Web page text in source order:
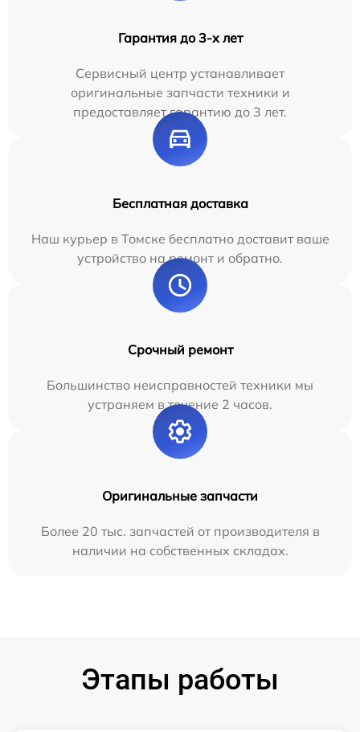
Гарантия до 3-х лет
Сервисный центр устанавливает
оригинальные запчасти техники и
предоставляет гарантию до 3 лет.
Бесплатная доставка
Наш курьер в Томске бесплатно доставит ваше
устройство на ремонт и обратно.
Срочный ремонт
Большинство неисправностей техники мы
устраняем в течение 2 часов.
Оригинальные запчасти
Более 20 тыс. запчастей от производителя в
наличии на собственных складах.
Этапы работы